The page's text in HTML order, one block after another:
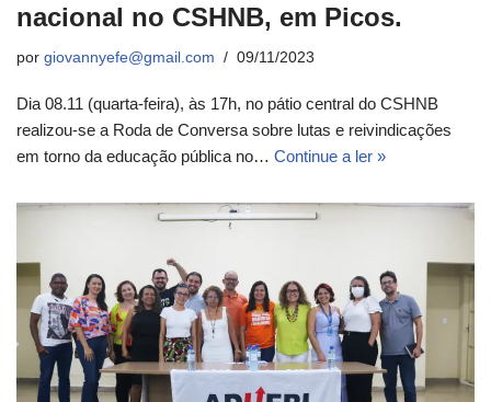
nacional no CSHNB, em Picos.
por giovannyefe@gmail.com 09/11/2023
Dia 08.11 (quarta-feira), às 17h, no pátio central do CSHNB
realizou-se a Roda de Conversa sobre lutas e reivindicações
em torno da educação pública no… Continue a ler »